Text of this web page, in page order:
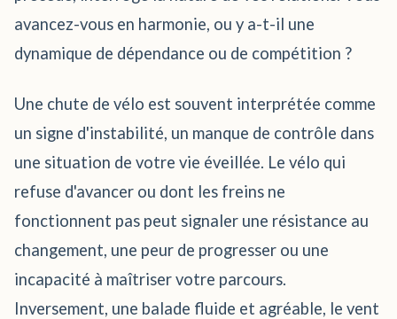
avancez-vous en harmonie, ou y a-t-il une
dynamique de dépendance ou de compétition ?
Une chute de vélo est souvent interprétée comme
un signe d'instabilité, un manque de contrôle dans
une situation de votre vie éveillée. Le vélo qui
refuse d'avancer ou dont les freins ne
fonctionnent pas peut signaler une résistance au
changement, une peur de progresser ou une
incapacité à maîtriser votre parcours.
Inversement, une balade fluide et agréable, le vent